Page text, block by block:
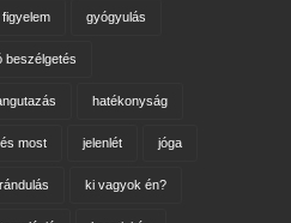
figyelem gyógyulás
beszélgetés
hatékonyság
most jelenlét jóga
ki vagyok én?